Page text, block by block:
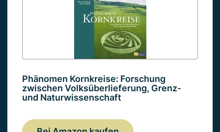
Phänomen Kornkreise: Forschung
zwischen Volksüberlieferung, Grenz-
und Naturwissenschaft